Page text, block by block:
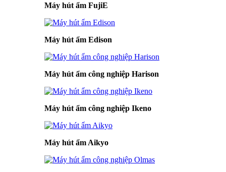
Máy hút ẩm FujiE
Máy hút ẩm Edison
Máy hút ẩm công nghiệp Harison
Máy hút ẩm công nghiệp Ikeno
Máy hút ẩm Aikyo